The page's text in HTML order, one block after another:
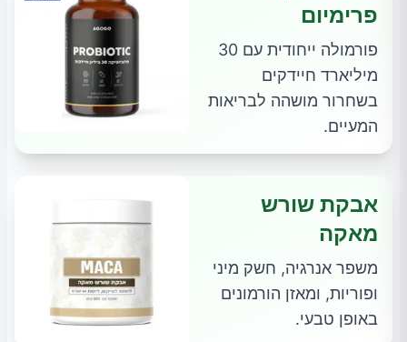
פרימיום
פורמולה ייחודית עם 30
מיליארד חיידקים
בשחרור מושהה לבריאות
המעיים.
אבקת שורש
מאקה
משפר אנרגיה, חשק מיני
ופוריות, ומאזן הורמונים
באופן טבעי.